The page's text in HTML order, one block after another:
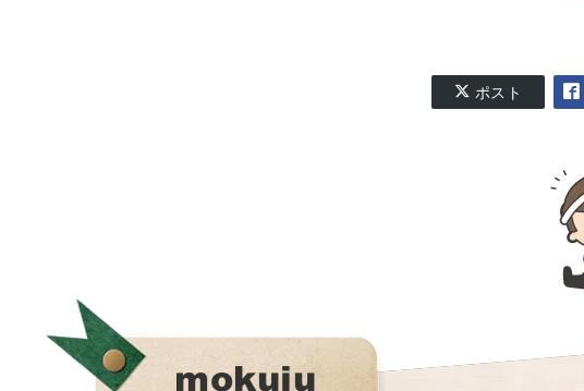
ポスト
mokuju